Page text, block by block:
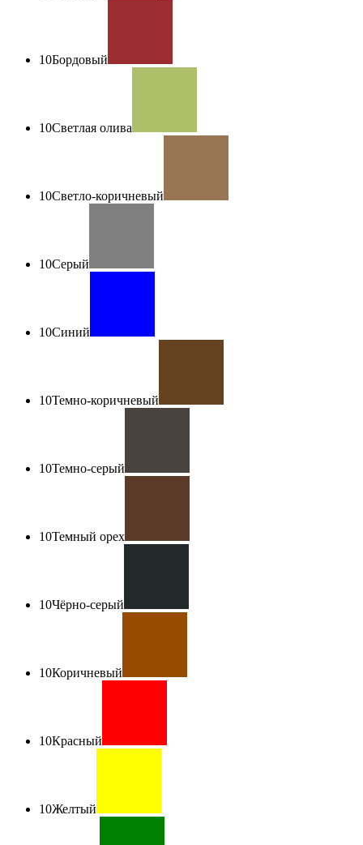
10Бордовый
10Светлая олива
10Светло-коричневый
10Серый
10Синий
10Темно-коричневый
10Темно-серый
10Темный орех
10Чёрно-серый
10Коричневый
10Красный
10Желтый